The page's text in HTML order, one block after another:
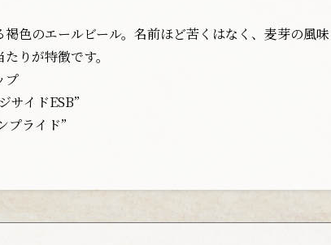
色のエールビール。名前ほど苦くはなく、麦芽の風
りが特徴です。
プ
サイドESB”
プライド”